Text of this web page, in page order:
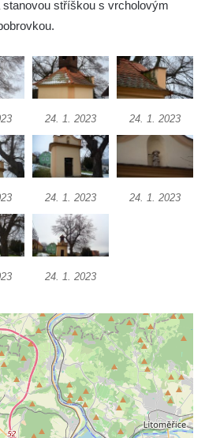
kaple –
XXII. kaple – Šimon
nést kříž
kaple – Svatá
a utírá mu do své
kaple – Kristus
Marii
kaple – Na
kaple – U
kaple – Malý
stříškou s vrcholovým
24. 1. 2023 24. 1. 2023
24. 1. 2023 24. 1. 2023
24. 1. 2023